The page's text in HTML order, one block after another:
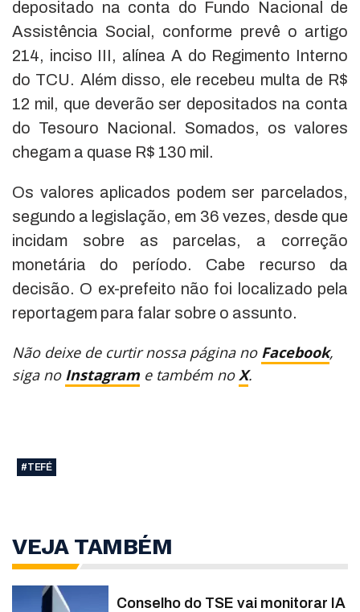
depositado na conta do Fundo Nacional de
Assistência Social, conforme prevê o artigo
214, inciso III, alínea A do Regimento Interno
do TCU. Além disso, ele recebeu multa de R$
12 mil, que deverão ser depositados na conta
do Tesouro Nacional. Somados, os valores
chegam a quase R$ 130 mil.
Os valores aplicados podem ser parcelados,
segundo a legislação, em 36 vezes, desde que
incidam sobre as parcelas, a correção
monetária do período. Cabe recurso da
decisão. O ex-prefeito não foi localizado pela
reportagem para falar sobre o assunto.
Não deixe de curtir nossa página no Facebook,
siga no Instagram e também no X.
#TEFÉ
VEJA TAMBÉM
Conselho do TSE vai monitorar IA